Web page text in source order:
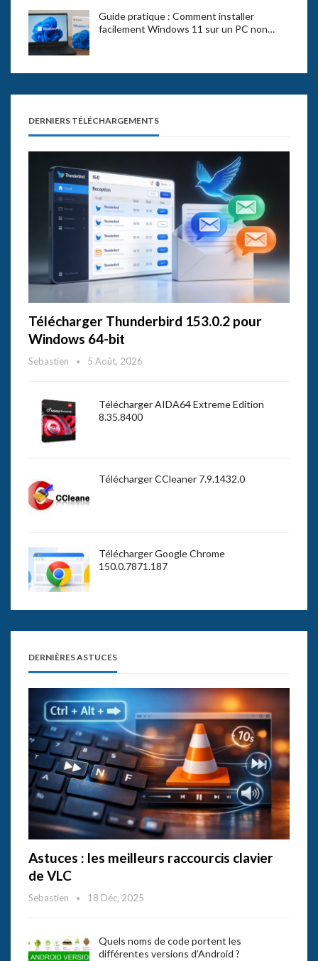
Guide pratique : Comment installer
facilement Windows 11 sur un PC non…
DERNIERS TÉLÉCHARGEMENTS
Télécharger Thunderbird 153.0.2 pour
Windows 64-bit
Sebastien 5 Août, 2026
Télécharger AIDA64 Extreme Edition
8.35.8400
Télécharger CCleaner 7.9.1432.0
Télécharger Google Chrome
150.0.7871.187
DERNIÈRES ASTUCES
Astuces : les meilleurs raccourcis clavier
de VLC
Sebastien 18 Déc, 2025
Quels noms de code portent les
différentes versions d’Android ?